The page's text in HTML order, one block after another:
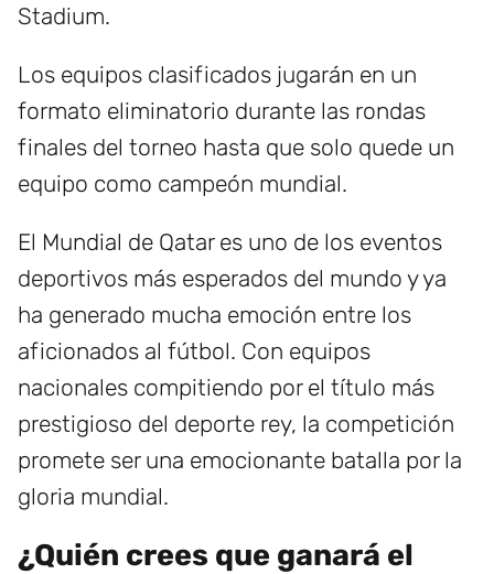
Stadium.
Los equipos clasificados jugarán en un
formato eliminatorio durante las rondas
finales del torneo hasta que solo quede un
equipo como campeón mundial.
El Mundial de Qatar es uno de los eventos
deportivos más esperados del mundo y ya
ha generado mucha emoción entre los
aficionados al fútbol. Con equipos
nacionales compitiendo por el título más
prestigioso del deporte rey, la competición
promete ser una emocionante batalla por la
gloria mundial.
¿Quién crees que ganará el